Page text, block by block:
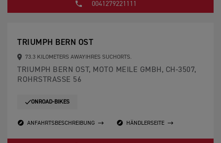
0041279221111
TRIUMPH BERN OST
73.3 KILOMETERS AWAYIHRES SUCHORTS.
TRIUMPH BERN OST, MOTO MEILE GMBH, CH-3507,
ROHRSTRASSE 56
ONROAD-BIKES
ANFAHRTSBESCHREIBUNG HÄNDLERSEITE